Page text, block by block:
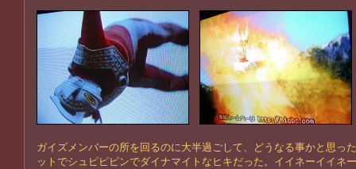
ガイズメンバーの所を回るのに大半過ごして、どうなる事かと思っ
ットでシュピピピンでダイナマイトなヒキだった。イイネーイイネ